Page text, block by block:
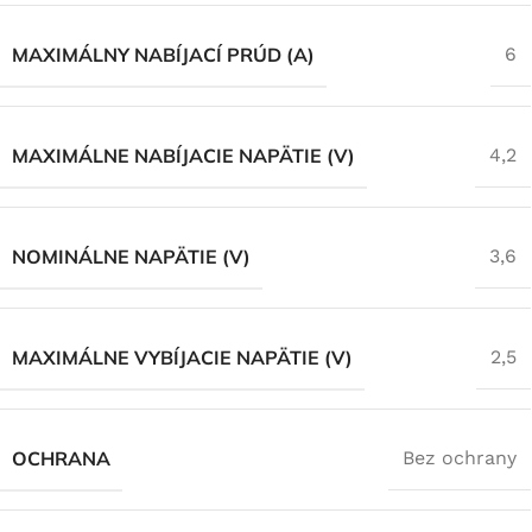
MAXIMÁLNY NABÍJACÍ PRÚD (A) 6
MAXIMÁLNE NABÍJACIE NAPÄTIE (V) 4,2
NOMINÁLNE NAPÄTIE (V) 3,6
MAXIMÁLNE VYBÍJACIE NAPÄTIE (V) 2,5
OCHRANA Bez ochrany